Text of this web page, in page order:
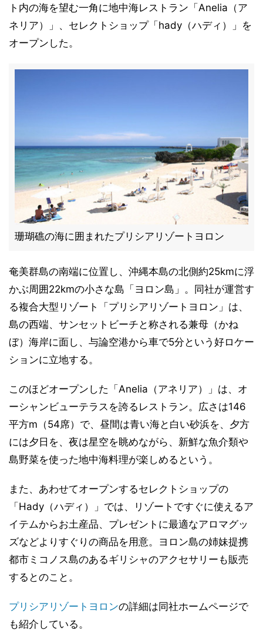
ト内の海を望む一角に地中海レストラン「Anelia（ア
ネリア）」、セレクトショップ「hady（ハディ）」を
オープンした。
珊瑚礁の海に囲まれたプリシアリゾートヨロン
奄美群島の南端に位置し、沖縄本島の北側約25kmに浮
かぶ周囲22kmの小さな島「ヨロン島」。同社が運営す
る複合大型リゾート「プリシアリゾートヨロン」は、
島の西端、サンセットビーチと称される兼母（かね
ぼ）海岸に面し、与論空港から車で5分という好ロケー
ションに立地する。
このほどオープンした「Anelia（アネリア）」は、オ
ーシャンビューテラスを誇るレストラン。広さは146
平方m（54席）で、昼間は青い海と白い砂浜を、夕方
には夕日を、夜は星空を眺めながら、新鮮な魚介類や
島野菜を使った地中海料理が楽しめるという。
また、あわせてオープンするセレクトショップの
「Hady（ハディ）」では、リゾートですぐに使えるア
イテムからお土産品、プレゼントに最適なアロマグッ
ズなどよりすぐりの商品を用意。ヨロン島の姉妹提携
都市ミコノス島のあるギリシャのアクセサリーも販売
するとのこと。
プリシアリゾートヨロンの詳細は同社ホームページで
も紹介している。